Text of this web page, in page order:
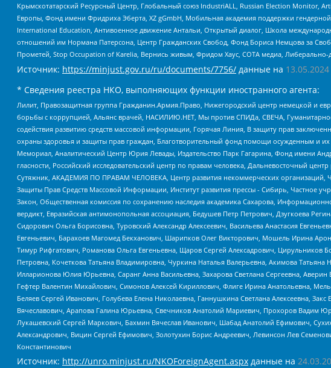
Крымскотатарский Ресурсный Центр, Глобальный союз IndustriALL, Russian Election Monitor,
Европы, Фонд имени Фридриха Эберта, XZ gGmbH, Мобильная академия поддержки
International Education, Антивоенное движение Антальи, Открытый диалог, Школа
отношений им Нормана Патерсона, Центр Гражданских Свобод, Фонд Бориса Немцова за
Прометей, Stop Occupation of Karelia, Вернись живым, Фридом Хаус, СОТА медиа, Либерально-
Источник: https://minjust.gov.ru/ru/documents/7756/ данные на 13.05.2024
* Сведения реестра НКО, выполняющих функции иностранного агента:
Лилит, Правозащитная группа Гражданин.Армия.Право, Нижегородский центр немецкой и
борьбы с коррупцией, Альянс врачей, НАСИЛИЮ.НЕТ, Мы против СПИДа, СВЕЧА,
содействия развитию средств массовой информации, Горячая Линия, В защиту прав
охраны здоровья и защиты прав граждан, Благотворительный фонд помощи осужденным и
Мемориал, Аналитический Центр Юрия Левады, Издательство Парк Гагарина, Фонд имени
гласности, Российский исследовательский центр по правам человека, Дальневосточный
Сутяжник, АКАДЕМИЯ ПО ПРАВАМ ЧЕЛОВЕКА, Центр развития некоммерческих организаций,
Защиты Прав Средств Массовой Информации, Институт развития прессы - Сибирь, Частное
Закон, Общественная комиссия по сохранению наследия академика Сахарова,
вердикт, Евразийская антимонопольная ассоциация, Бедушев Петр Петрович, Дзугкоева
Сидорович Ольга Борисовна, Туровский Александр Алексеевич, Васильева Анастасия
Евгеньевич, Барахоев Магомед Бекханович, Шарипков Олег Викторович, Мошель Ирина
Тимур Рифгатович, Романова Ольга Евгеньевна, Щаров Сергей Алексадрович,
Петровна, Кочеткова Татьяна Владимировна, Чуркина Наталья Валерьевна, Акимова
Илларионова Юлия Юрьевна, Саранг Анна Васильевна, Захарова Светлана Сергеевна,
Гефтер Валентин Михайлович, Симонов Алексей Кириллович, Флиге Ирина Анатольевна,
Беляев Сергей Иванович, Голубева Елена Николаевна, Ганнушкина Светлана Алексеевна,
Вячеславович, Арапова Галина Юрьевна, Свечников Анатолий Мариевич, Прохоров Вадим
Лукашевский Сергей Маркович, Бахмин Вячеслав Иванович, Шабад Анатолий Ефимович,
Александрович, Вицин Сергей Ефимович, Золотухин Борис Андреевич, Левинсон Лев
Константинович
Источник: http://unro.minjust.ru/NKOForeignAgent.aspx данные на